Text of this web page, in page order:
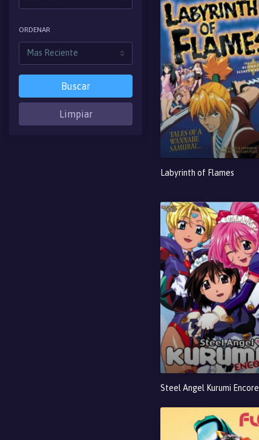
ORDENAR
Buscar
Limpiar
Labyrinth of Flames
Steel Angel Kurumi Encore